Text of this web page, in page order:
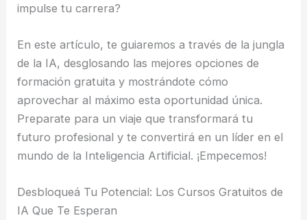
impulse tu carrera?
En este artículo, te guiaremos a través de la jungla
de la IA, desglosando las mejores opciones de
formación gratuita y mostrándote cómo
aprovechar al máximo esta oportunidad única.
Preparate para un viaje que transformará tu
futuro profesional y te convertirá en un líder en el
mundo de la Inteligencia Artificial. ¡Empecemos!
Desbloqueá Tu Potencial: Los Cursos Gratuitos de
IA Que Te Esperan